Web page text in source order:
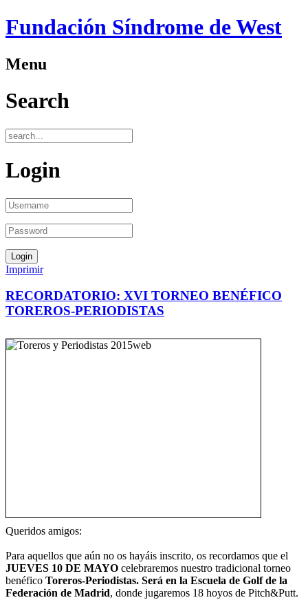
Fundación Síndrome de West
Menu
Search
Login
Imprimir
RECORDATORIO: XVI TORNEO BENÉFICO
TOREROS-PERIODISTAS
Queridos amigos:
Para aquellos que aún no os hayáis inscrito, os recordamos que el
JUEVES 10 DE MAYO celebraremos nuestro tradicional torneo
benéfico Toreros-Periodistas. Será en la Escuela de Golf de la
Federación de Madrid, donde jugaremos 18 hoyos de Pitch&Putt.